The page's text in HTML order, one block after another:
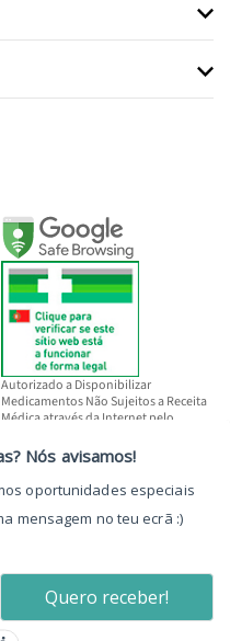
Autorizado a Disponibilizar
Medicamentos Não Sujeitos a Receita
Médica através da Internet pelo